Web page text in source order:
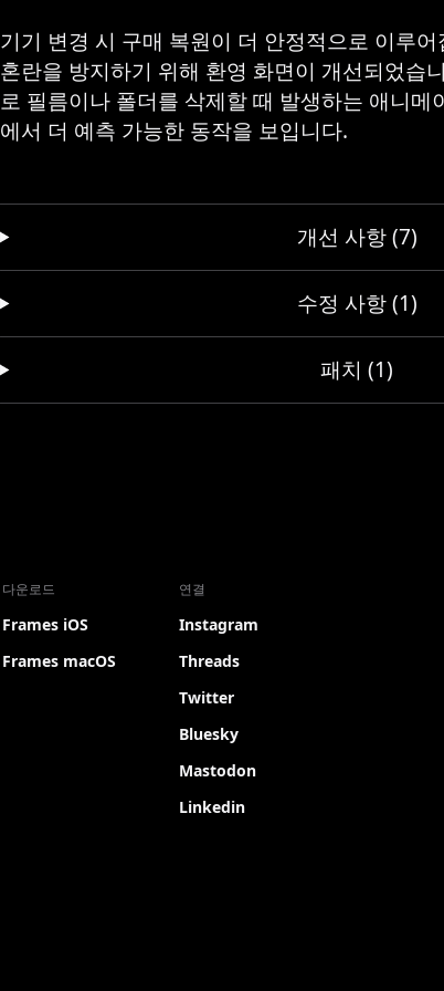
기기 변경 시 구매 복원이 더 안정적으로 이루
혼란을 방지하기 위해 환영 화면이 개선되었습
로 필름이나 폴더를 삭제할 때 발생하는 애니메
에서 더 예측 가능한 동작을 보입니다.
개선 사항 (7)
수정 사항 (1)
패치 (1)
다운로드
Frames iOS
Frames macOS
연결
Instagram
Threads
Twitter
Bluesky
Mastodon
Linkedin